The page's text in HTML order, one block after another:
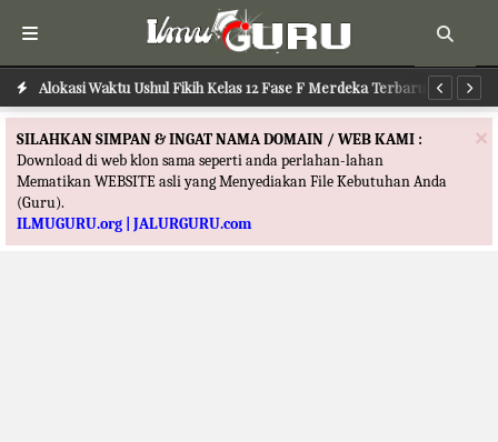
Alokasi Waktu Ushul Fikih Kelas 12 Fase F Merdeka Terbaru
Alokasi Waktu Ilmu Tafsir Kelas 12 Fase F Merdeka Terbaru
×
SILAHKAN SIMPAN & INGAT NAMA DOMAIN / WEB KAMI :
Download di web klon sama seperti anda perlahan-lahan
Mematikan WEBSITE asli yang Menyediakan File Kebutuhan Anda
(Guru).
ILMUGURU.org | JALURGURU.com